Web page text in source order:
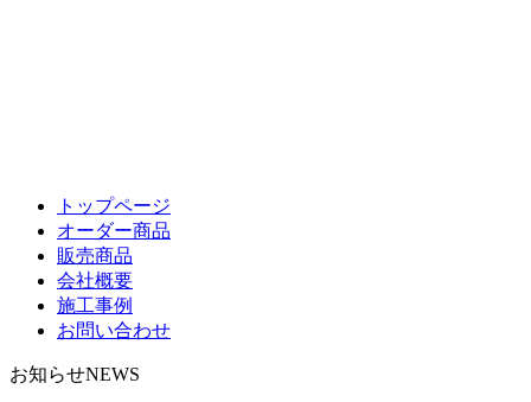
トップページ
オーダー商品
販売商品
会社概要
施工事例
お問い合わせ
お知らせNEWS